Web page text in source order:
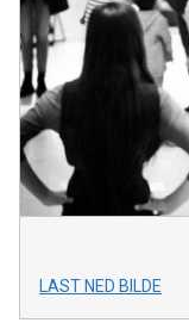
LAST NED BILDE